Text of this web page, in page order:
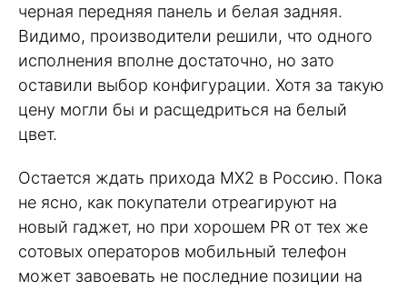
черная передняя панель и белая задняя.
Видимо, производители решили, что одного
исполнения вполне достаточно, но зато
оставили выбор конфигурации. Хотя за такую
цену могли бы и расщедриться на белый
цвет.
Остается ждать прихода MX2 в Россию. Пока
не ясно, как покупатели отреагируют на
новый гаджет, но при хорошем PR от тех же
сотовых операторов мобильный телефон
может завоевать не последние позиции на